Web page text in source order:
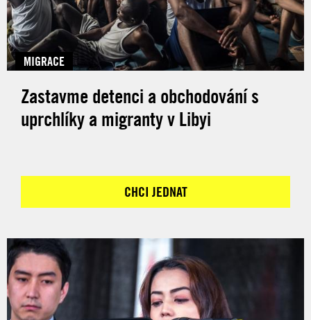
MIGRACE
Zastavme detenci a obchodování s
uprchlíky a migranty v Libyi
CHCI JEDNAT